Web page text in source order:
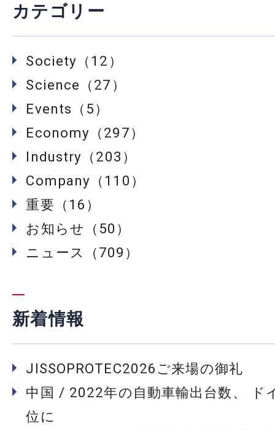
カテゴリー
Society（12）
Science（27）
Events（5）
Economy（297）
Industry（203）
Company（110）
重要（16）
お知らせ（50）
ニュース（709）
新着情報
JISSOPROTEC2026ご来場の御礼
中国 / 2022年の自動車輸出台数、 ド
位に